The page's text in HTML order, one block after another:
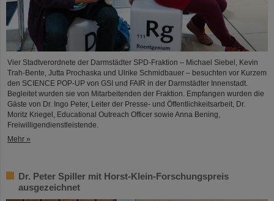
Vier Stadtverordnete der Darmstädter SPD-Fraktion – Michael Siebel, Kevin
Trah-Bente, Jutta Prochaska und Ulrike Schmidbauer – besuchten vor Kurzem
den SCIENCE POP-UP von GSI und FAIR in der Darmstädter Innenstadt.
Begleitet wurden sie von Mitarbeitenden der Fraktion. Empfangen wurden die
Gäste von Dr. Ingo Peter, Leiter der Presse- und Öffentlichkeitsarbeit, Dr.
Moritz Kriegel, Educational Outreach Officer sowie Anna Bening,
Freiwilligendienstleistende.
Mehr »
Dr. Peter Spiller mit Horst-Klein-Forschungspreis
ausgezeichnet